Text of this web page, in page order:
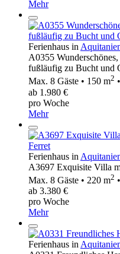
Mehr
Ferienhaus in
A0355
fußläufig zu Bucht und
Max. 8 Gäste • 150 m2
ab 1.980 €
pro Woche
Mehr
Ferienhaus in
A3697 Exquisite Villa
Max. 8 Gäste • 220 m2
ab 3.380 €
pro Woche
Mehr
Ferienhaus in